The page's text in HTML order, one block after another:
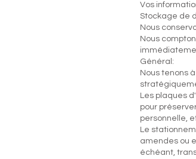
Vos
Stockage de
Nous
Nous
Général:
Nous tenons
Les plaques
pour
personnelle,
Le
amendes ou
échéant,